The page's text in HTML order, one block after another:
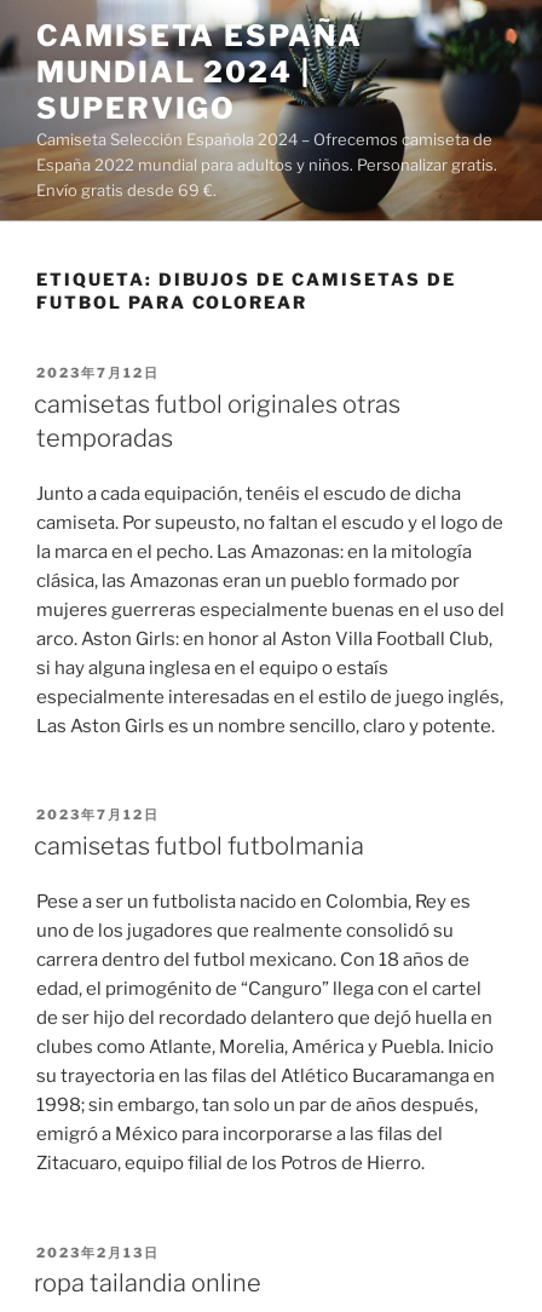
al
contenido
CAMISETA ESPAÑA
MUNDIAL 2024 |
SUPERVIGO
Camiseta Selección Española 2024 – Ofrecemos camiseta de
España 2022 mundial para adultos y niños. Personalizar gratis.
Envío gratis desde 69 €.
ETIQUETA: DIBUJOS DE CAMISETAS DE
FUTBOL PARA COLOREAR
PUBLICADO
2023年7月12日
camisetas futbol originales otras
temporadas
Junto a cada equipación, tenéis el escudo de dicha
camiseta. Por supeusto, no faltan el escudo y el logo de
la marca en el pecho. Las Amazonas: en la mitología
clásica, las Amazonas eran un pueblo formado por
mujeres guerreras especialmente buenas en el uso del
arco. Aston Girls: en honor al Aston Villa Football Club,
si hay alguna inglesa en el equipo o estaís
especialmente interesadas en el estilo de juego inglés,
Las Aston Girls es un nombre sencillo, claro y potente.
PUBLICADO
2023年7月12日
camisetas futbol futbolmania
Pese a ser un futbolista nacido en Colombia, Rey es
uno de los jugadores que realmente consolidó su
carrera dentro del futbol mexicano. Con 18 años de
edad, el primogénito de “Canguro” llega con el cartel
de ser hijo del recordado delantero que dejó huella en
clubes como Atlante, Morelia, América y Puebla. Inicio
su trayectoria en las filas del Atlético Bucaramanga en
1998; sin embargo, tan solo un par de años después,
emigró a México para incorporarse a las filas del
Zitacuaro, equipo filial de los Potros de Hierro.
PUBLICADO
2023年2月13日
ropa tailandia online